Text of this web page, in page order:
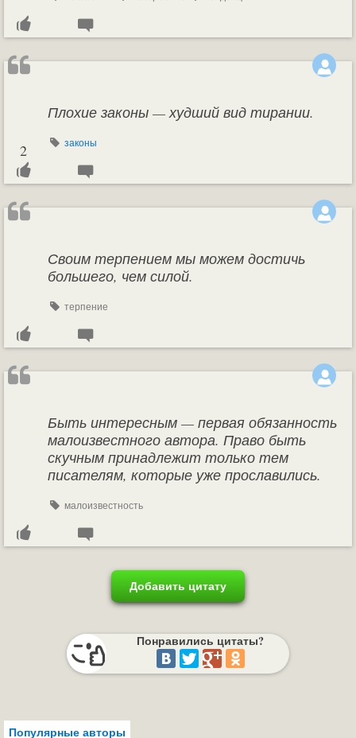
Плохие законы — худший вид тирании.
законы
2
Своим терпением мы можем достичь
большего, чем силой.
терпение
Быть интересным — первая обязанность
малоизвестного автора. Право быть
скучным принадлежит только тем
писателям, которые уже прославились.
малоизвестность
Добавить цитату
Понравились цитаты?
Популярные авторы